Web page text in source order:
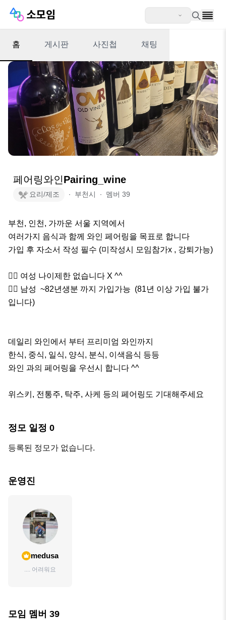
홈 게시판 사진첩 채팅
페어링와인Pairing_wine
요리/제조 ∙ 부천시 ∙ 멤버 39
부천, 인천, 가까운 서울 지역에서
여러가지 음식과 함께 와인 페어링을 목표로 합니다
가입 후 자소서 작성 필수 (미작성시 모임참가x , 강퇴가능)
🙋‍♀️ 여성 나이제한 없습니다 X ^^
🙇‍♂️ 남성  ~82년생분 까지 가입가능  (81년 이상 가입 불가
입니다)
데일리 와인에서 부터 프리미엄 와인까지
한식, 중식, 일식, 양식, 분식, 이색음식 등등
와인 과의 페어링을 우선시 합니다 ^^
위스키, 전통주, 탁주, 사케 등의 페어링도 기대해주세요
정모 일정 0
등록된 정모가 없습니다.
운영진
medusa
.... 어려워요
모임 멤버 39